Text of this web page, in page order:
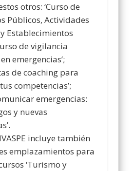
otros: ‘Curso de
Públicos, Actividades
Establecimientos
de vigilancia
emergencias’;
de coaching para
competencias’;
emergencias:
y nuevas
incluye también
emplazamientos para
‘Turismo y